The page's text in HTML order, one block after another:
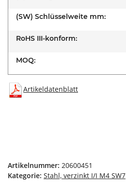
(SW) Schlüsselweite mm:
RoHS III-konform:
MOQ:
Artikeldatenblatt
Artikelnummer: 20600451
Kategorie: Stahl, verzinkt I/I M4 SW7